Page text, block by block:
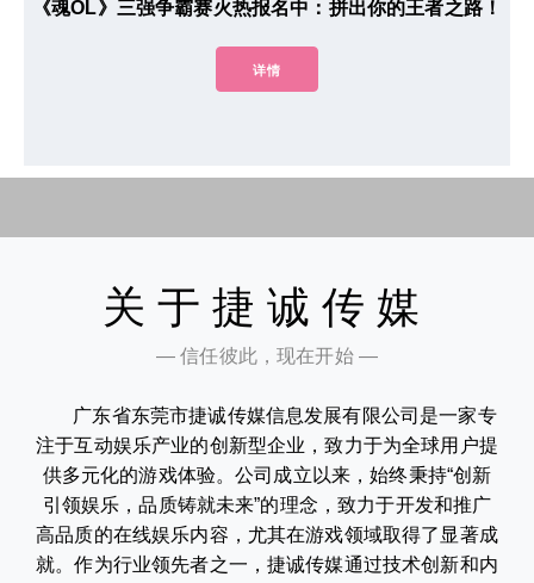
《魂OL》三强争霸赛火热报名中：拼出你的王者之路！
详情
关于捷诚传媒
— 信任彼此，现在开始 —
广东省东莞市捷诚传媒信息发展有限公司是一家专
注于互动娱乐产业的创新型企业，致力于为全球用户提
供多元化的游戏体验。公司成立以来，始终秉持“创新
引领娱乐，品质铸就未来”的理念，致力于开发和推广
高品质的在线娱乐内容，尤其在游戏领域取得了显著成
就。作为行业领先者之一，捷诚传媒通过技术创新和内